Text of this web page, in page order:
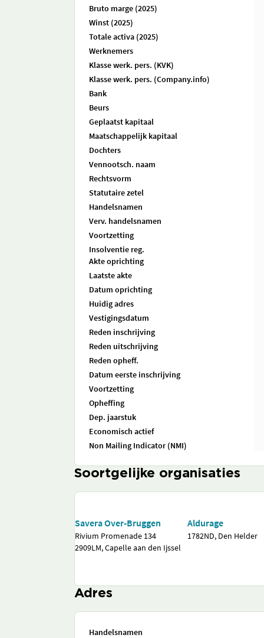
Bruto marge (2025)
Winst (2025)
Totale activa (2025)
Werknemers
Klasse werk. pers. (KVK)
Klasse werk. pers. (Company.info)
Bank
Beurs
Geplaatst kapitaal
Maatschappelijk kapitaal
Dochters
Vennootsch. naam
Rechtsvorm
Statutaire zetel
Handelsnamen
Verv. handelsnamen
Voortzetting
Insolventie reg.
Akte oprichting
Laatste akte
Datum oprichting
Huidig adres
Vestigingsdatum
Reden inschrijving
Reden uitschrijving
Reden opheff.
Datum eerste inschrijving
Voortzetting
Opheffing
Dep. jaarstuk
Economisch actief
Non Mailing Indicator (NMI)
Soortgelijke organisaties
Savera Over-Bruggen
Rivium Promenade 134
2909LM, Capelle aan den Ijssel
Aldurage
1782ND, Den Helder
Adres
Handelsnamen